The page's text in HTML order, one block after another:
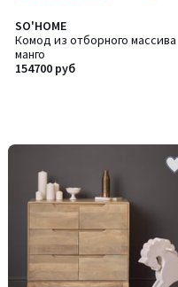
SO'HOME
Комод из отборного массива
манго
154700 руб